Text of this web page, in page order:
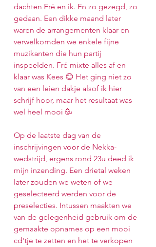
dachten Fré en ik. En zo gezegd, zo
gedaan. Een dikke maand later
waren de arrangementen klaar en
verwelkomden we enkele fijne
muzikanten die hun partij
inspeelden. Fré mixte alles af en
klaar was Kees 😊 Het ging niet zo
van een leien dakje alsof ik hier
schrijf hoor, maar het resultaat was
wel heel mooi 🥳
Op de laatste dag van de
inschrijvingen voor de Nekka-
wedstrijd, ergens rond 23u deed ik
mijn inzending. Een drietal weken
later zouden we weten of we
geselecteerd werden voor de
preselecties. Intussen maakten we
van de gelegenheid gebruik om de
gemaakte opnames op een mooi
cd'tje te zetten en het te verkopen